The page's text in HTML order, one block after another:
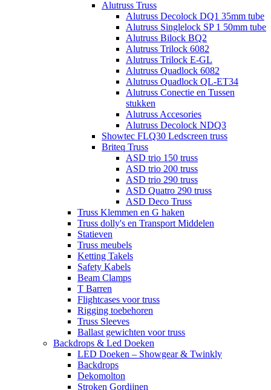
Alutruss Truss
Alutruss Decolock DQ1 35mm tube
Alutruss Singlelock SP 1 50mm tube
Alutruss Bilock BQ2
Alutruss Trilock 6082
Alutruss Trilock E-GL
Alutruss Quadlock 6082
Alutruss Quadlock QL-ET34
Alutruss Conectie en Tussen
stukken
Alutruss Accesories
Alutruss Decolock NDQ3
Showtec FLQ30 Ledscreen truss
Briteq Truss
ASD trio 150 truss
ASD trio 200 truss
ASD trio 290 truss
ASD Quatro 290 truss
ASD Deco Truss
Truss Klemmen en G haken
Truss dolly's en Transport Middelen
Statieven
Truss meubels
Ketting Takels
Safety Kabels
Beam Clamps
T Barren
Flightcases voor truss
Rigging toebehoren
Truss Sleeves
Ballast gewichten voor truss
Backdrops & Led Doeken
LED Doeken – Showgear & Twinkly
Backdrops
Dekomolton
Stroken Gordijnen